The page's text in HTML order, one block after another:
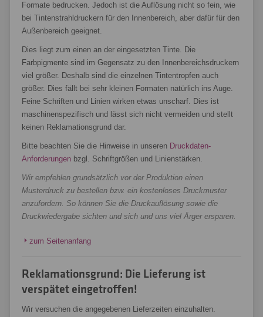
Formate bedrucken. Jedoch ist die Auflösung nicht so fein, wie
bei Tintenstrahldruckern für den Innenbereich, aber dafür für den
Außenbereich geeignet.
Dies liegt zum einen an der eingesetzten Tinte. Die
Farbpigmente sind im Gegensatz zu den Innenbereichsdruckern
viel größer. Deshalb sind die einzelnen Tintentropfen auch
größer. Dies fällt bei sehr kleinen Formaten natürlich ins Auge.
Feine Schriften und Linien wirken etwas unscharf. Dies ist
maschinenspezifisch und lässt sich nicht vermeiden und stellt
keinen Reklamationsgrund dar.
Bitte beachten Sie die Hinweise in unseren Druckdaten-
Anforderungen bzgl. Schriftgrößen und Linienstärken.
Wir empfehlen grundsätzlich vor der Produktion einen
Musterdruck zu bestellen bzw. ein kostenloses Druckmuster
anzufordern. So können Sie die Druckauflösung sowie die
Druckwiedergabe sichten und sich und uns viel Ärger ersparen.
zum Seitenanfang
Reklamationsgrund: Die Lieferung ist
verspätet eingetroffen!
Wir versuchen die angegebenen Lieferzeiten einzuhalten.